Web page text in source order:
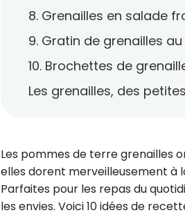
8. Grenailles en salade
9. Gratin de grenailles
10. Brochettes de
Les grenailles, des
Les pommes de terre grenailles
elles dorent merveilleusement à
Parfaites pour les repas du
les envies. Voici 10 idées de